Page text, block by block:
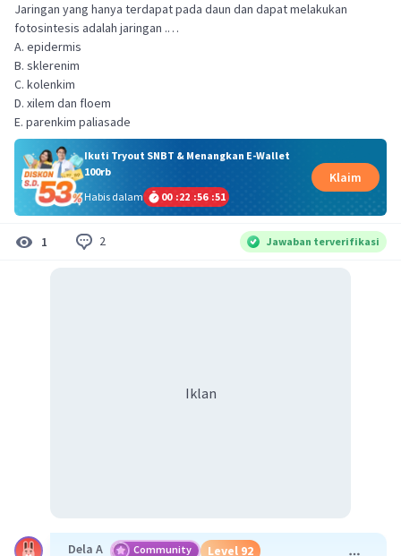
Jaringan yang hanya terdapat pada daun dan dapat melakukan
fotosintesis adalah jaringan .…
A. epidermis
B. sklerenim
C. kolenkim
D. xilem dan floem
E. parenkim paliasade
Ikuti Tryout SNBT & Menangkan E-Wallet
100rb
Habis dalam
00 :22 :56 :51
Klaim
1 2 Jawaban terverifikasi
Iklan
Dela A Community Level 92